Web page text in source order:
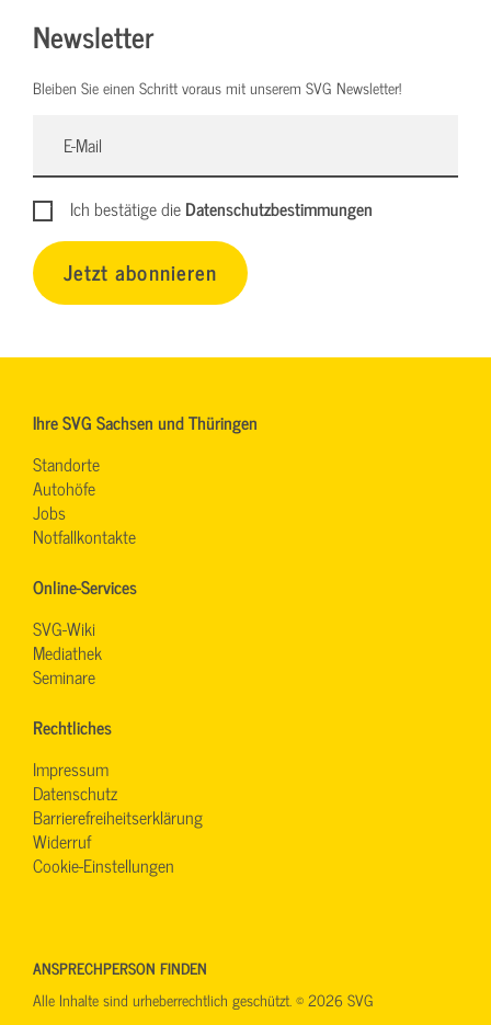
Newsletter
Bleiben Sie einen Schritt voraus mit unserem SVG Newsletter!
Ich bestätige dieDatenschutzbestimmungen
Jetzt abonnieren
Ihre SVG Sachsen und Thüringen
Standorte
Autohöfe
Jobs
Notfallkontakte
Online-Services
SVG-Wiki
Mediathek
Seminare
Rechtliches
Impressum
Datenschutz
Barrierefreiheitserklärung
Widerruf
Cookie-Einstellungen
ANSPRECHPERSON FINDEN
Alle Inhalte sind urheberrechtlich geschützt. © 2026 SVG